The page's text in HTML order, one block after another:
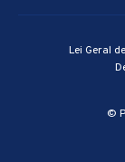
©
Lei Geral